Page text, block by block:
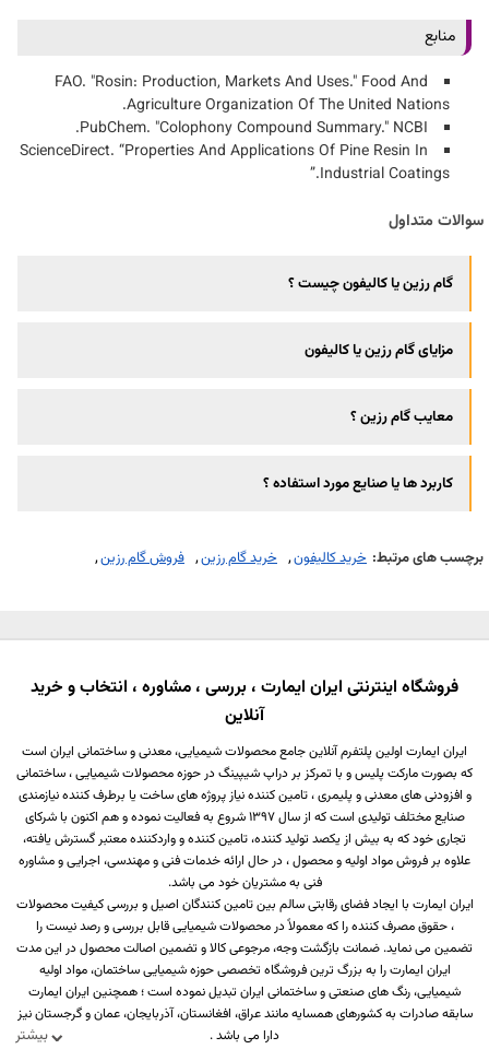
منابع
FAO. "Rosin: Production, Markets And Uses." Food And
Agriculture Organization Of The United Nations.
PubChem. "Colophony Compound Summary." NCBI.
ScienceDirect. “Properties And Applications Of Pine Resin In
Industrial Coatings.”
سوالات متداول
گام رزین یا کالیفون چیست ؟
مزایای گام رزین یا کالیفون
معایب گام رزین ؟
کاربرد ها یا صنایع مورد استفاده ؟
برچسب های مرتبط: خرید کالیفون خرید گام رزین فروش گام رزین
فروشگاه اینترنتی ایران ایمارت ، بررسی ، مشاوره ، انتخاب و خرید
آنلاین
بیشتر
ایران ایمارت اولین پلتفرم آنلاین جامع محصولات شیمیایی، معدنی و ساختمانی ایران است
که بصورت مارکت پلیس و با تمرکز بر دراپ شیپینگ در حوزه محصولات شیمیایی ، ساختمانی
و افزودنی های معدنی و پلیمری ، تامین کننده نیاز پروژه های ساخت یا برطرف کننده نیازمندی
صنایع مختلف تولیدی است که از سال 1397 شروع به فعالیت نموده و هم اکنون با شرکای
تجاری خود که به بیش از یکصد تولید کننده، تامین کننده و واردکننده معتبر گسترش یافته،
علاوه بر فروش مواد اولیه و محصول ، در حال ارائه خدمات فنی و مهندسی، اجرایی و مشاوره
فنی به مشتریان خود می باشد.
ایران ایمارت با ایجاد فضای رقابتی سالم بین تامین کنندگان اصیل و بررسی کیفیت محصولات
، حقوق مصرف کننده را که معمولاً در محصولات شیمیایی قابل بررسی و رصد نیست را
تضمین می نماید. ضمانت بازگشت وجه، مرجوعی کالا و تضمین اصالت محصول در این مدت
ایران ایمارت را به بزرگ ترین فروشگاه تخصصی حوزه شیمیایی ساختمان، مواد اولیه
شیمیایی، رنگ های صنعتی و ساختمانی ایران تبدیل نموده است ؛ همچنین ایران ایمارت
سابقه صادرات به کشورهای همسایه مانند عراق، افغانستان، آذربایجان، عمان و گرجستان نیز
دارا می باشد .